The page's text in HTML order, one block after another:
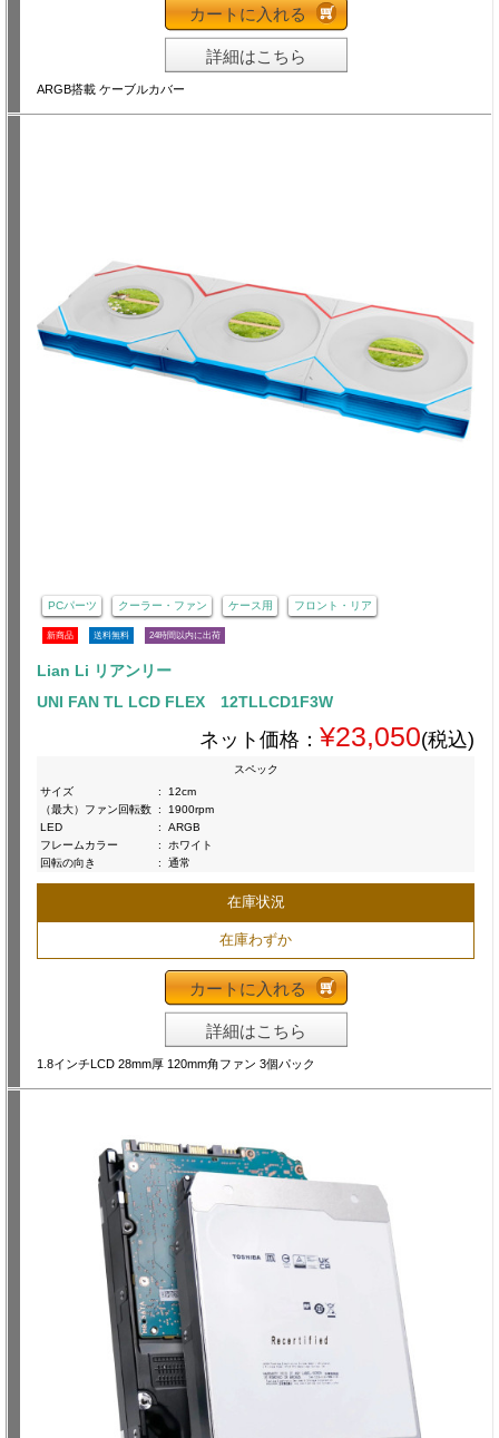
カートに入れる
詳細はこちら
ARGB搭載 ケーブルカバー
PCパーツ クーラー・ファン ケース用 フロント・リア
新商品 送料無料 24時間以内に出荷
Lian Li リアンリー
UNI FAN TL LCD FLEX 12TLLCD1F3W
ネット価格： ¥23,050(税込)
スペック
サイズ
:
12cm
（最大）ファン回転数 :
1900rpm
LED
:
ARGB
フレームカラー
:
ホワイト
回転の向き
: 通常
在庫状況
在庫わずか
カートに入れる
詳細はこちら
1.8インチLCD 28mm厚 120mm角ファン 3個パック